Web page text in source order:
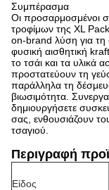
Συμπέρασμα
Οι προσαρμοσμένοι
τροφίμων της XL
on-brand λύση για τη
φυσική αισθητική
το τσάι και τα υλικά
προστατεύουν τη
παράλληλα τη
βιωσιμότητα.
δημιουργήσετε
σας, ενθουσιάζουν
τσαγιού.
Περιγραφή
Είδος